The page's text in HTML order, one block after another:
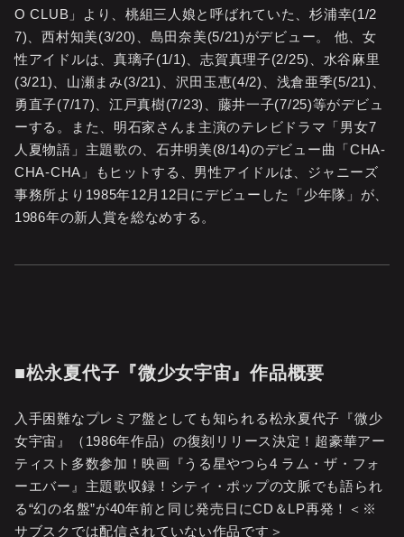
O CLUB」より、桃組三人娘と呼ばれていた、杉浦幸(1/2
7)、西村知美(3/20)、島田奈美(5/21)がデビュー。 他、女
性アイドルは、真璃子(1/1)、志賀真理子(2/25)、水谷麻里
(3/21)、山瀬まみ(3/21)、沢田玉恵(4/2)、浅倉亜季(5/21)、
勇直子(7/17)、江戸真樹(7/23)、藤井一子(7/25)等がデビュ
ーする。また、明石家さんま主演のテレビドラマ「男女7
人夏物語」主題歌の、石井明美(8/14)のデビュー曲「CHA-
CHA-CHA」もヒットする、男性アイドルは、ジャニーズ
事務所より1985年12月12日にデビューした「少年隊」が、
1986年の新人賞を総なめする。
■松永夏代子『微少女宇宙』作品概要
入手困難なプレミア盤としても知られる松永夏代子『微少
女宇宙』（1986年作品）の復刻リリース決定！超豪華アー
ティスト多数参加！映画『うる星やつら4 ラム・ザ・フォ
ーエバー』主題歌収録！シティ・ポップの文脈でも語られ
る“幻の名盤”が40年前と同じ発売日にCD＆LP再発！＜※
サブスクでは配信されていない作品です＞